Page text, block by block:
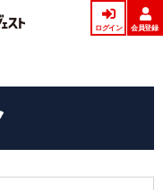
ログイン 会員登録